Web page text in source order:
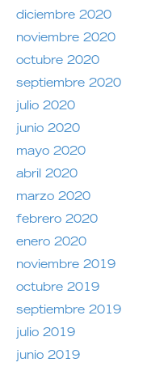
diciembre 2020
noviembre 2020
octubre 2020
septiembre 2020
julio 2020
junio 2020
mayo 2020
abril 2020
marzo 2020
febrero 2020
enero 2020
noviembre 2019
octubre 2019
septiembre 2019
julio 2019
junio 2019